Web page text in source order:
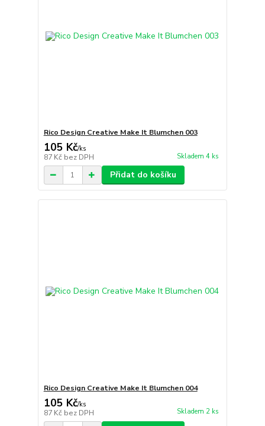
Rico Design Creative Make It Blumchen 003
105 Kč/ks
87 Kč bez DPH Skladem 4 ks
Přidat do košíku
Rico Design Creative Make It Blumchen 004
105 Kč/ks
87 Kč bez DPH Skladem 2 ks